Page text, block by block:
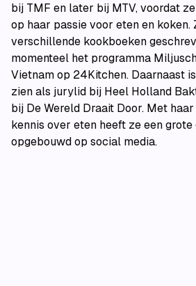
bij TMF en later bij MTV, voordat
op haar passie voor eten en koken.
verschillende kookboeken
momenteel het programma
Vietnam op 24Kitchen. Daarnaast
zien als jurylid bij Heel Holland
bij De Wereld Draait Door. Met
kennis over eten heeft ze een
opgebouwd op social media.